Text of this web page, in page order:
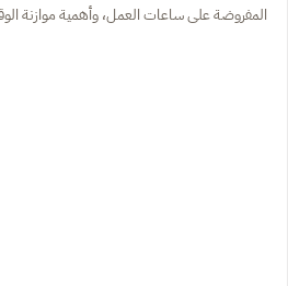
المفروضة على ساعات العمل، وأهمية موازنة